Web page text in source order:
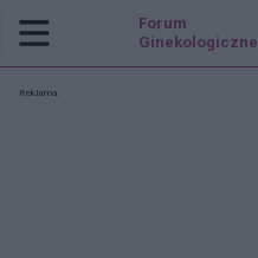
Forum
Ginekologiczne
Reklama: